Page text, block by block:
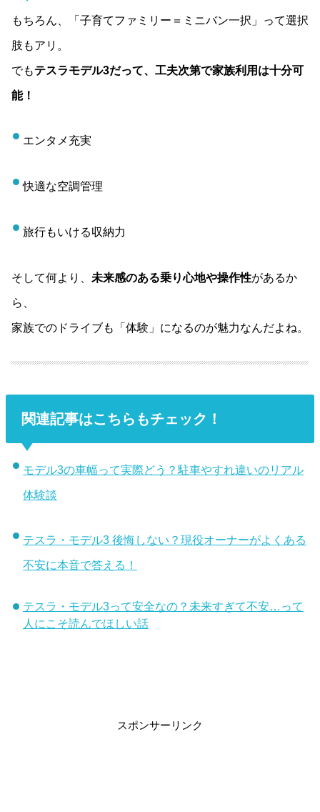
もちろん、「子育てファミリー＝ミニバン一択」って選択
肢もアリ。
でもテスラモデル3だって、工夫次第で家族利用は十分可
能！
エンタメ充実
快適な空調管理
旅行もいける収納力
そして何より、 未来感のある乗り心地や操作性があるか
ら、
家族でのドライブも「体験」になるのが魅力なんだよね。
関連記事はこちらもチェック！
モデル3の車幅って実際どう？駐車やすれ違いのリアル
体験談
テスラ・モデル3 後悔しない？現役オーナーがよくある
不安に本音で答える！
テスラ・モデル3って安全なの？未来すぎて不安…って
人にこそ読んでほしい話
スポンサーリンク